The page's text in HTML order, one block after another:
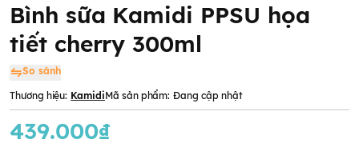
Bình sữa Kamidi PPSU họa
tiết cherry 300ml
So sánh
Thương hiệu: KamidiMã sản phẩm: Đang cập nhật
439.000₫